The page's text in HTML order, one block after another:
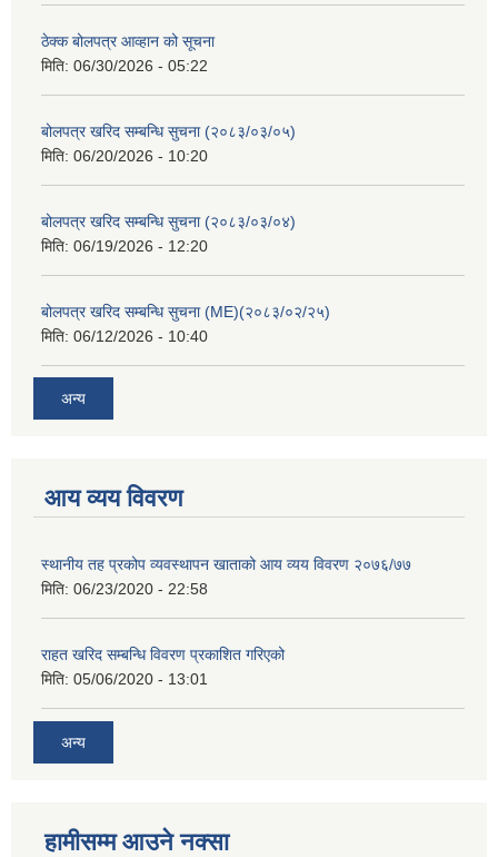
ठेक्क बोलपत्र आव्हान को सूचना
मिति: 06/30/2026 - 05:22
बोलपत्र खरिद सम्बन्धि सुचना (२०८३/०३/०५)
मिति: 06/20/2026 - 10:20
बोलपत्र खरिद सम्बन्धि सुचना (२०८३/०३/०४)
मिति: 06/19/2026 - 12:20
बोलपत्र खरिद सम्बन्धि सुचना (ME)(२०८३/०२/२५)
मिति: 06/12/2026 - 10:40
अन्य
आय व्यय विवरण
स्थानीय तह प्रकोप व्यवस्थापन खाताको आय व्यय विवरण २०७६/७७
मिति: 06/23/2020 - 22:58
राहत खरिद सम्बन्धि विवरण प्रकाशित गरिएको
मिति: 05/06/2020 - 13:01
अन्य
हामीसम्म आउने नक्सा